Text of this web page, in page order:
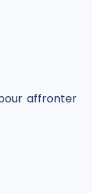
affronter